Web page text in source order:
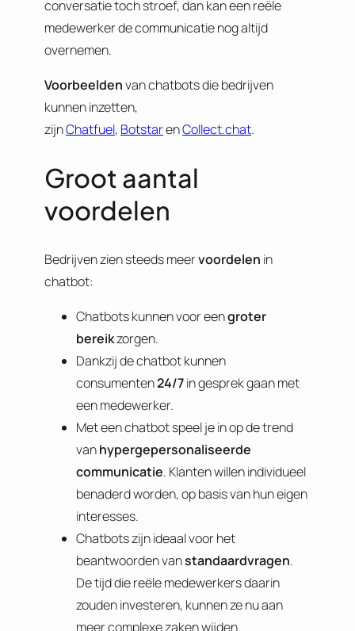
conversatie toch stroef, dan kan een reële
medewerker de communicatie nog altijd
overnemen.
Voorbeeldenvan chatbots die bedrijven
kunnen inzetten,
zijnChatfuel, BotstarenCollect.chat.
Groot aantal
voordelen
Bedrijven zien steeds meervoordelen in
chatbot:
Chatbots kunnen voor eengroter
bereikzorgen.
Dankzij de chatbot kunnen
consumenten24/7in gesprek gaan met
een medewerker.
Met een chatbot speel je in op de trend
vanhypergepersonaliseerde
communicatie. Klanten willen individueel
benaderd worden, op basis van hun eigen
interesses.
Chatbots zijn ideaal voor het
beantwoorden vanstandaardvragen.
De tijd die reële medewerkers daarin
zouden investeren, kunnen ze nu aan
meer complexe zaken wijden.